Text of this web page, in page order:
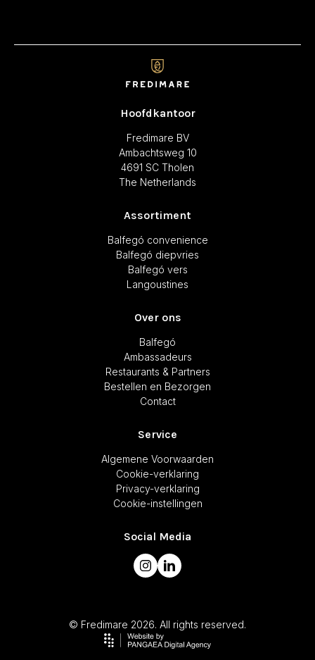
Hoofdkantoor
Fredimare BV
Ambachtsweg 10
4691 SC Tholen
The Netherlands
Assortiment
Balfegó convenience
Balfegó diepvries
Balfegó vers
Langoustines
Over ons
Balfegó
Ambassadeurs
Restaurants & Partners
Bestellen en Bezorgen
Contact
Service
Algemene Voorwaarden
Cookie-verklaring
Privacy-verklaring
Cookie-instellingen
Social Media
© Fredimare 2026. All rights reserved.